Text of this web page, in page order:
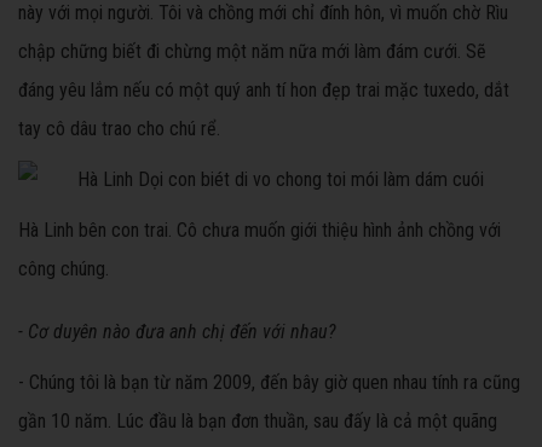
này với mọi người. Tôi và chồng mới chỉ đính hôn, vì muốn chờ Rìu
chập chững biết đi chừng một năm nữa mới làm đám cưới. Sẽ
đáng yêu lắm nếu có một quý anh tí hon đẹp trai mặc tuxedo, dắt
tay cô dâu trao cho chú rể.
Hà Linh bên con trai. Cô chưa muốn giới thiệu hình ảnh chồng với
công chúng.
- Cơ duyên nào đưa anh chị đến với nhau?
- Chúng tôi là bạn từ năm 2009, đến bây giờ quen nhau tính ra cũng
gần 10 năm. Lúc đầu là bạn đơn thuần, sau đấy là cả một quãng